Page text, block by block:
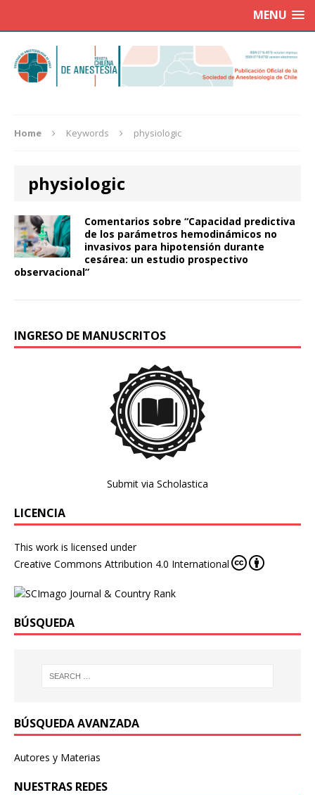
MENU
Home Keywords physiologic
physiologic
Comentarios sobre “Capacidad predictiva
de los parámetros hemodinámicos no
invasivos para hipotensión durante
cesárea: un estudio prospectivo
observacional”
INGRESO DE MANUSCRITOS
Submit via Scholastica
LICENCIA
This work is licensed under
Creative Commons Attribution 4.0 International
BÚSQUEDA
BÚSQUEDA AVANZADA
Autores y Materias
NUESTRAS REDES